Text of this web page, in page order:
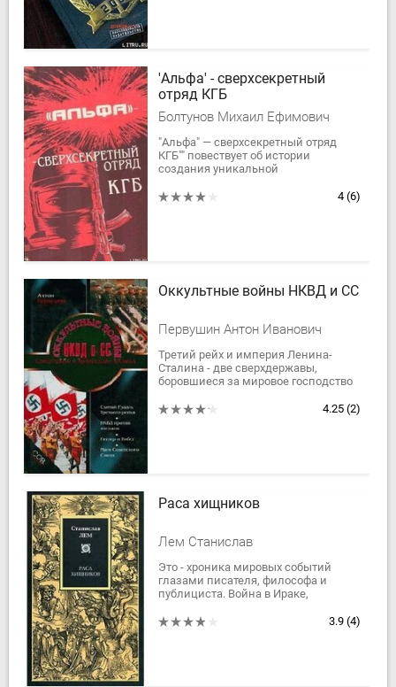
'Альфа' - сверхсекретный
отряд КГБ
Болтунов Михаил Ефимович
"Альфа" — сверхсекретный отряд
КГБ"" повествует об истории
создания уникальной
повседневной, связанной со
4 (6)
Оккультные войны НКВД и СС
Первушин Антон Иванович
Третий рейх и империя Ленина-
Сталина - две сверхдержавы,
боровшиеся за мировое господство
НКВД и СС - их беспощадные
4.25 (2)
Раса хищников
Лем Станислав
Это - хроника мировых событий
глазами писателя, философа и
публициста. Война в Ираке,
выборы в Германии и Польше,
3.9 (4)